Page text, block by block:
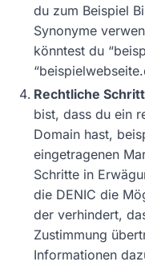
du zum Beispiel
Synonyme
könntest du
Rechtliche
bist, dass du ein
Domain hast,
eingetragenen
Schritte in
die DENIC die
der verhindert,
Zustimmung
Informationen